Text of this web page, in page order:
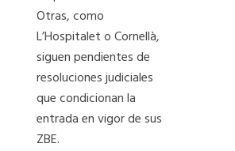
Otras, como
L’Hospitalet o Cornellà,
siguen pendientes de
resoluciones judiciales
que condicionan la
entrada en vigor de sus
ZBE.